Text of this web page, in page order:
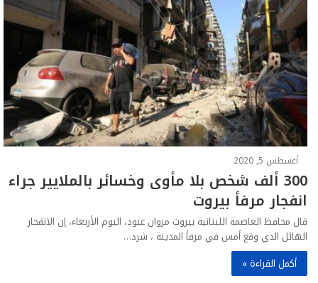
أغسطس 5, 2020
300 ألف شخص بلا مأوى وخسائر بالملايير جراء
انفجار مرفأ بيروت
قال محافظ العاصمة اللبنانية بيروت مروان عبود، اليوم الأربعاء، إن الانفجار
الهائل الذي وقع أمس في مرفأ المدينة ، شرد…
أكمل القراءة »